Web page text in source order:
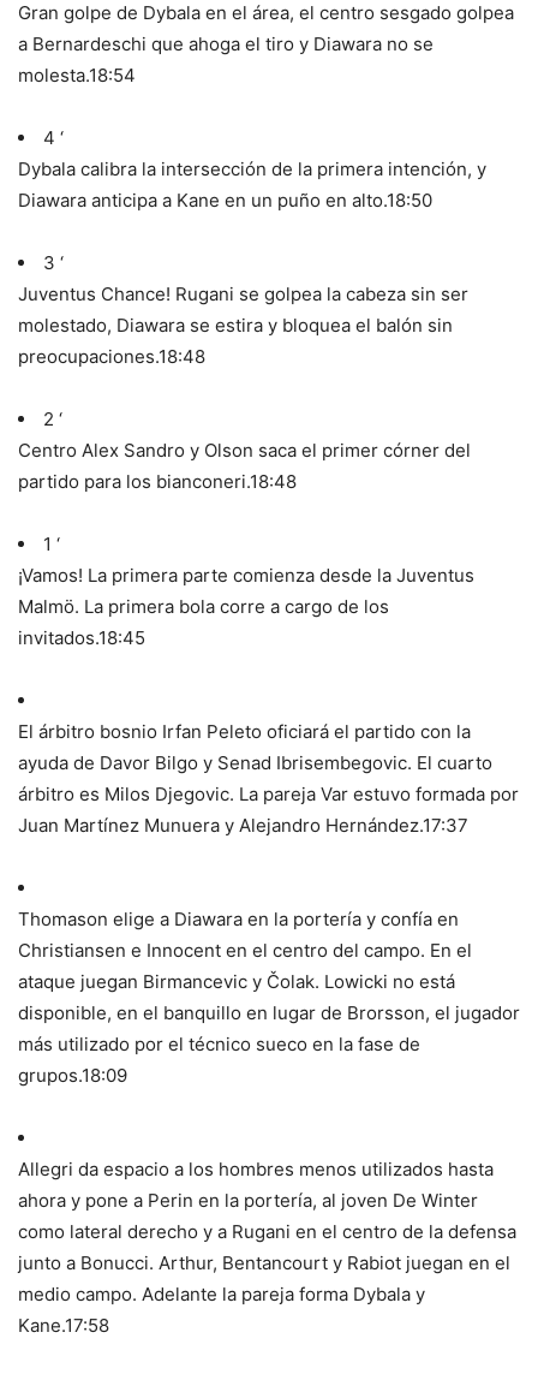
Gran golpe de Dybala en el área, el centro sesgado golpea
a Bernardeschi que ahoga el tiro y Diawara no se
molesta.18:54
4 ‘
Dybala calibra la intersección de la primera intención, y
Diawara anticipa a Kane en un puño en alto.18:50
3 ‘
Juventus Chance! Rugani se golpea la cabeza sin ser
molestado, Diawara se estira y bloquea el balón sin
preocupaciones.18:48
2 ‘
Centro Alex Sandro y Olson saca el primer córner del
partido para los bianconeri.18:48
1 ‘
¡Vamos! La primera parte comienza desde la Juventus
Malmö. La primera bola corre a cargo de los
invitados.18:45
El árbitro bosnio Irfan Peleto oficiará el partido con la
ayuda de Davor Bilgo y Senad Ibrisembegovic. El cuarto
árbitro es Milos Djegovic. La pareja Var estuvo formada por
Juan Martínez Munuera y Alejandro Hernández.17:37
Thomason elige a Diawara en la portería y confía en
Christiansen e Innocent en el centro del campo. En el
ataque juegan Birmancevic y Čolak. Lowicki no está
disponible, en el banquillo en lugar de Brorsson, el jugador
más utilizado por el técnico sueco en la fase de
grupos.18:09
Allegri da espacio a los hombres menos utilizados hasta
ahora y pone a Perin en la portería, al joven De Winter
como lateral derecho y a Rugani en el centro de la defensa
junto a Bonucci. Arthur, Bentancourt y Rabiot juegan en el
medio campo. Adelante la pareja forma Dybala y
Kane.17:58